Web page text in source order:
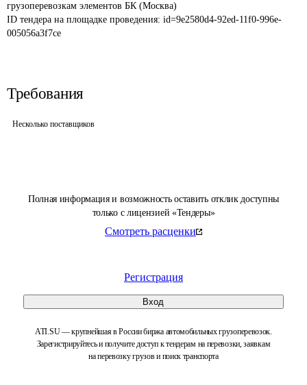
Полная информация и возможность оставить отклик доступны
только с лицензией «Тендеры»
Смотреть расценки
Регистрация
Вход
ATI.SU — крупнейшая в России биржа автомобильных грузоперевозок.
Зарегистрируйтесь и получите доступ к тендерам на перевозки, заявкам
на перевозку грузов и поиск транспорта
грузоперевозкам элементов БК (Москва)
ID тендера на площадке проведения: id=9e2580d4-92ed-11f0-996e-
005056a3f7ce
Требования
Несколько поставщиков